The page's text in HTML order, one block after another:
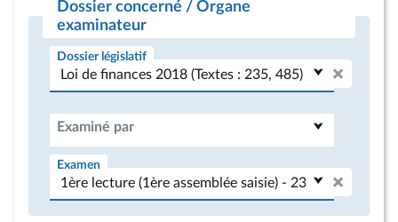
Dossier concerné / Organe
examinateur
Dossier législatif
Examiné par
Examen